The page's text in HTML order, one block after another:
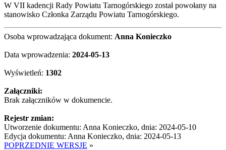
W VII kadencji Rady Powiatu Tarnogórskiego został powołany na
stanowisko Członka Zarządu Powiatu Tarnogórskiego.
Osoba wprowadzająca dokument: Anna Konieczko
Data wprowadzenia: 2024-05-13
Wyświetleń: 1302
Załączniki:
Brak załączników w dokumencie.
Rejestr zmian:
Utworzenie dokumentu: Anna Konieczko, dnia: 2024-05-10
Edycja dokumentu: Anna Konieczko, dnia: 2024-05-13
POPRZEDNIE WERSJE »